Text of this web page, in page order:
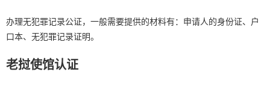
办理无犯罪记录公证，一般需要提供的材料有：申请人的身份证、户
口本、无犯罪记录证明。
老挝使馆认证